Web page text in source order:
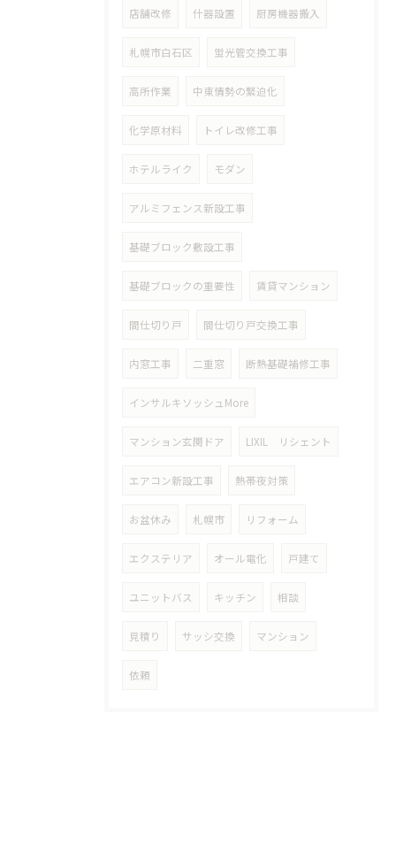
店舗改修 什器設置 厨房機器搬入
札幌市白石区 蛍光管交換工事
高所作業 中東情勢の緊迫化
化学原材料 トイレ改修工事
ホテルライク モダン
アルミフェンス新設工事
基礎ブロック敷設工事
基礎ブロックの重要性 賃貸マンション
間仕切り戸 間仕切り戸交換工事
内窓工事 二重窓 断熱基礎補修工事
インサルキソッシュMore
マンション玄関ドア LIXIL リシェント
エアコン新設工事 熱帯夜対策
お盆休み 札幌市 リフォーム
エクステリア オール電化 戸建て
ユニットバス キッチン 相談
見積り サッシ交換 マンション
依頼